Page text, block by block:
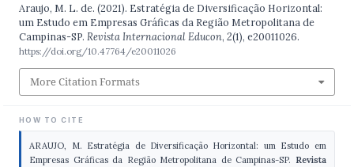
Araujo, M. L. de. (2021). Estratégia de Diversificação Horizontal:
um Estudo em Empresas Gráficas da Região Metropolitana de
Campinas-SP. Revista Internacional Educon, 2(1), e20011026.
https://doi.org/10.47764/e20011026
More Citation Formats
HOW TO CITE
ARAUJO, M. Estratégia de Diversificação Horizontal: um Estudo em
Empresas Gráficas da Região Metropolitana de Campinas-SP. Revista